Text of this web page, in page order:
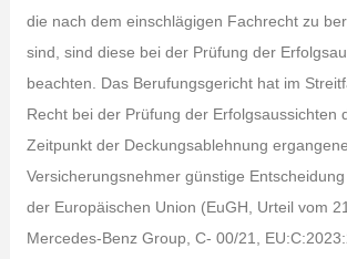
die nach dem einschlägigen Fachrecht zu
sind, sind diese bei der Prüfung der
beachten. Das Berufungsgericht hat im
Recht bei der Prüfung der Erfolgsaussichten
Zeitpunkt der Deckungsablehnung
Versicherungsnehmer günstige
der Europäischen Union (EuGH, Urteil vom
Mercedes-Benz Group, C- 00/21,